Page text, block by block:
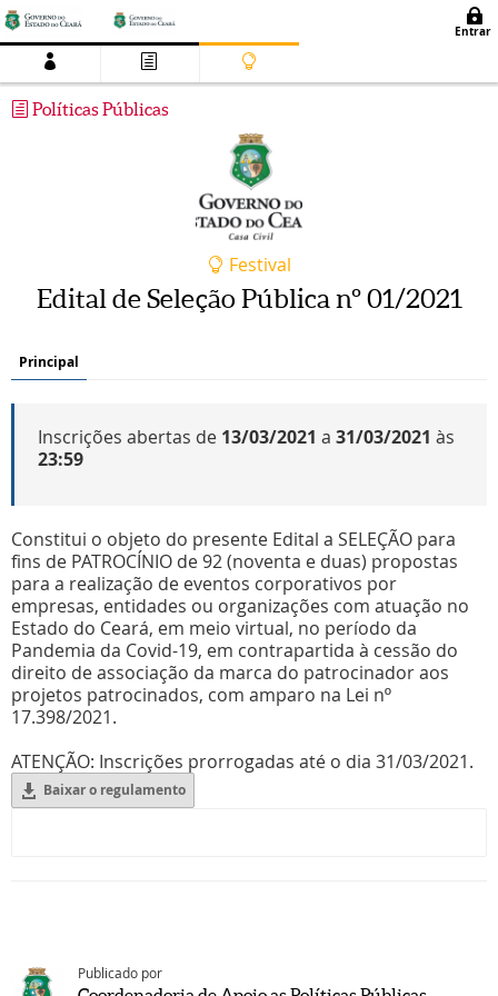
Políticas Públicas
Festival
Edital de Seleção Pública nº 01/2021
Principal
Inscrições abertas de 13/03/2021 a31/03/2021 às
23:59
Constitui o objeto do presente Edital a SELEÇÃO para
fins de PATROCÍNIO de 92 (noventa e duas) propostas
para a realização de eventos corporativos por
empresas, entidades ou organizações com atuação no
Estado do Ceará, em meio virtual, no período da
Pandemia da Covid-19, em contrapartida à cessão do
direito de associação da marca do patrocinador aos
projetos patrocinados, com amparo na Lei nº
17.398/2021.
ATENÇÃO: Inscrições prorrogadas até o dia 31/03/2021.
Baixar o regulamento
Publicado por